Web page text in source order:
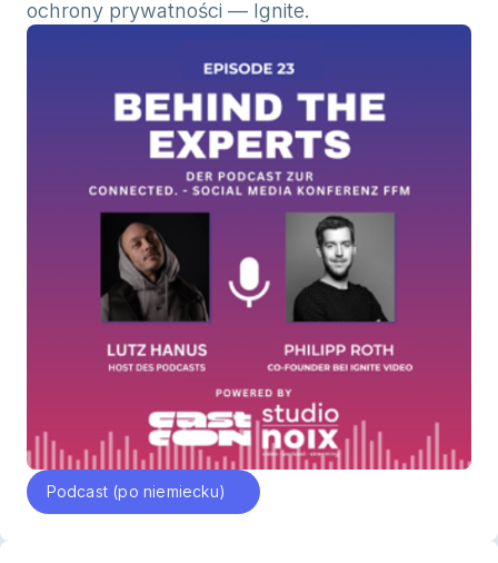
ochrony prywatności — Ignite.
Podcast (po niemiecku)